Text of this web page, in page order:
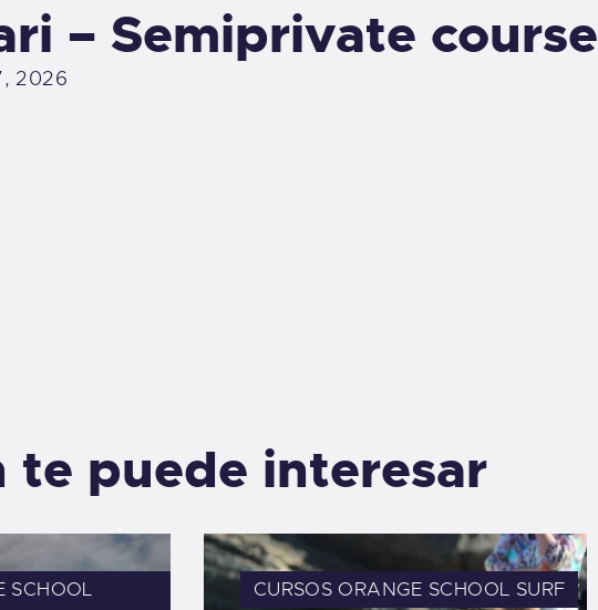
– Semiprivate course
2026
te puede interesar
SCHOOL
CURSOS ORANGE SCHOOL SURF